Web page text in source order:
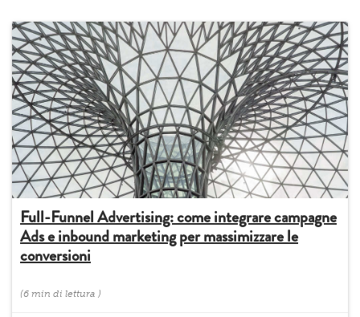
Full-Funnel Advertising: come integrare campagne
Ads e inbound marketing per massimizzare le
conversioni
(6 min di lettura )